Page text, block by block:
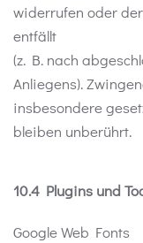
widerrufen oder
entfällt
(z. B. nach
Anliegens).
insbesondere
bleiben unberührt.
10.4 Plugins und
Google Web Fonts